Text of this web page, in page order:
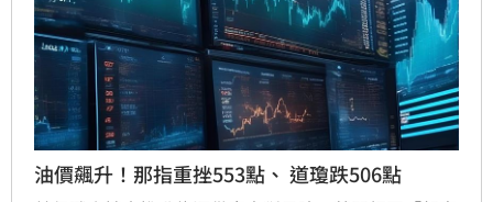
油價飆升！那指重挫553點、 道瓊跌506點